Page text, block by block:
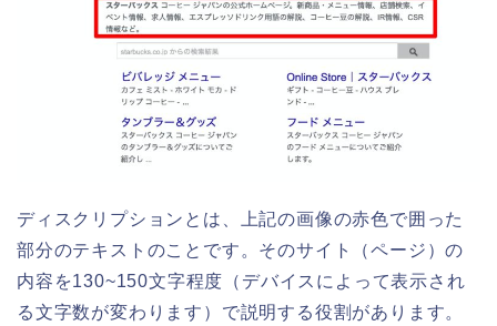
ディスクリプションとは、上記の画像の赤色で囲った
部分のテキストのことです。そのサイト（ページ）の
内容を130~150文字程度（デバイスによって表示され
る文字数が変わります）で説明する役割があります。